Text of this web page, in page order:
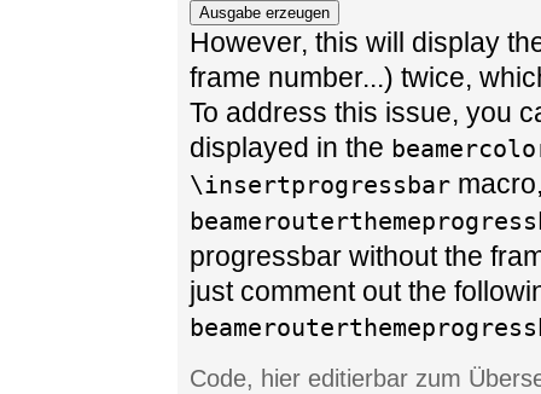
Ausgabe erzeugen
However, this will display
frame number...) twice,
To address this issue, you
displayed in the
\insertprogressbar
progressbar without the
just comment out the
Code, hier editierbar zum